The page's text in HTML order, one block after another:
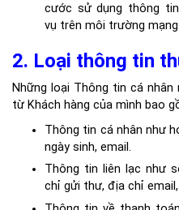
cước sử dụng thông
vụ trên môi trường mạng.
2. Loại thông tin
Những loại Thông tin cá nhân
từ Khách hàng của mình bao
Thông tin cá nhân như
ngày sinh, email.
Thông tin liên lạc như
chỉ gửi thư, địa chỉ